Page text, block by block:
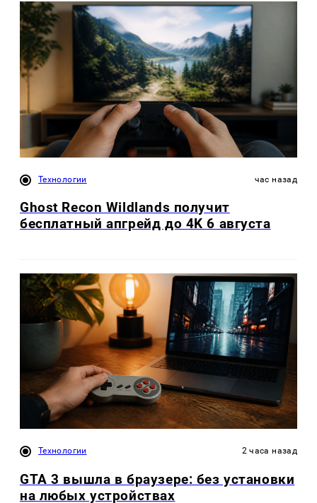
Технологии час назад
Ghost Recon Wildlands получит
бесплатный апгрейд до 4K 6 августа
Технологии 2 часа назад
GTA 3 вышла в браузере: без установки
на любых устройствах